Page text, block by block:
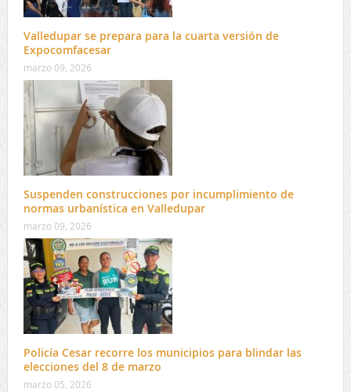
Valledupar se prepara para la cuarta versión de
Expocomfacesar
marzo 09, 2026
Suspenden construcciones por incumplimiento de
normas urbanística en Valledupar
marzo 09, 2026
Policía Cesar recorre los municipios para blindar las
elecciones del 8 de marzo
marzo 05, 2026